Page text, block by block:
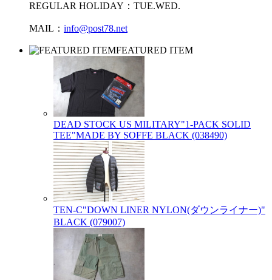
REGULAR HOLIDAY：TUE.WED.
MAIL： info@post78.net
FEATURED ITEM
DEAD STOCK US MILITARY"1-PACK SOLID
TEE"MADE BY SOFFE BLACK (038490)
TEN-C"DOWN LINER NYLON(ダウンライナー)"
BLACK (079007)